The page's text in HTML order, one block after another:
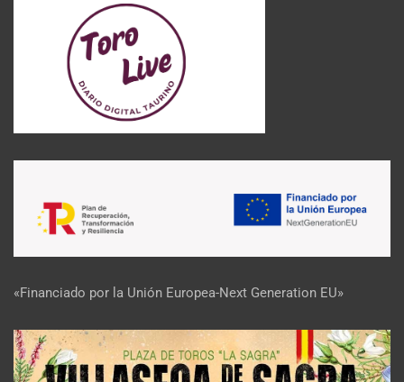
«Financiado por la Unión Europea-Next Generation EU»